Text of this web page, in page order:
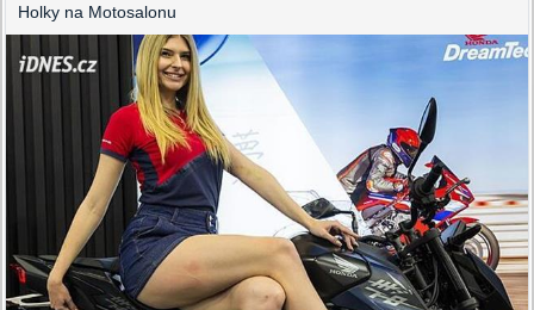
Holky na Motosalonu